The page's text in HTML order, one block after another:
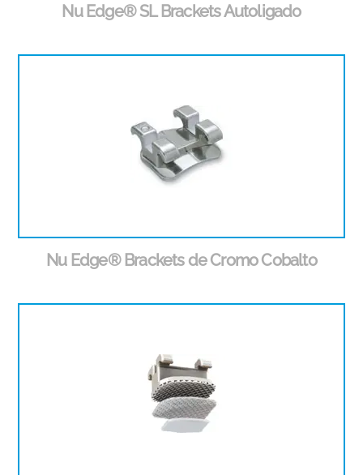
Nu Edge® SL Brackets Autoligado
Nu Edge® Brackets de Cromo Cobalto